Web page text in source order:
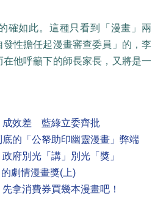
確如此。這種只看到「漫畫」兩
性擔任起漫畫審查委員」的，李
他呼籲下的師長家長，又將是一
成效差 藍綠立委齊批
的「公帑助印幽靈漫畫」弊端
府別光「講」別光「獎」
劇情漫畫獎(上)
拿消費券買幾本漫畫吧！